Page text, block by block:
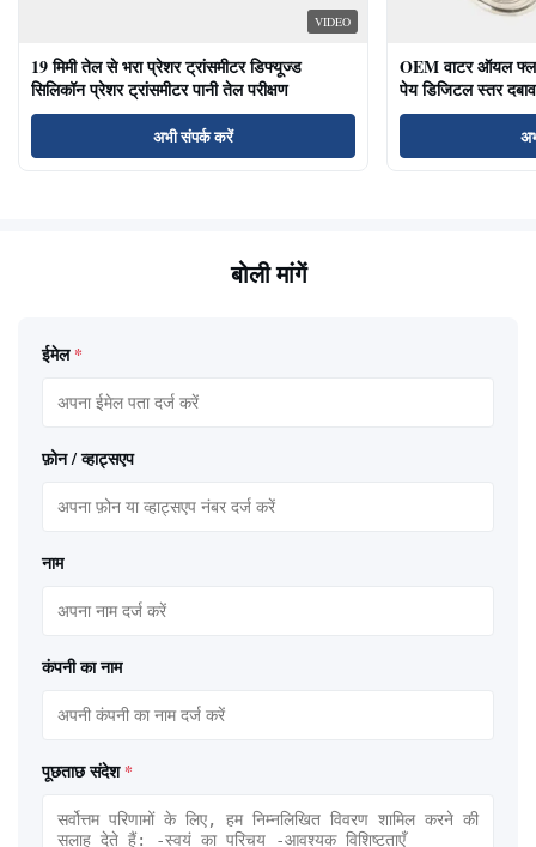
VIDEO
19 मिमी तेल से भरा प्रेशर ट्रांसमीटर डिफ्यूज्ड
सिलिकॉन प्रेशर ट्रांसमीटर पानी तेल परीक्षण
अभी संपर्क करें
OEM वाटर ऑयल
पेय डिजिटल स्तर
बोली मांगें
ईमेल *
फ़ोन / व्हाट्सएप
नाम
कंपनी का नाम
पूछताछ संदेश *